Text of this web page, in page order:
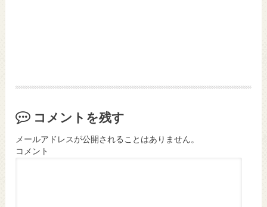
コメントを残す
メールアドレスが公開されることはありません。
コメント